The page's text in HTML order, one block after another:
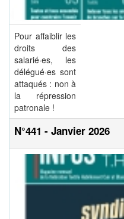
Pour affaiblir les
droits des
salarié·es, les
délégué·es sont
attaqués : non à
la répression
patronale !
N°441 - Janvier 2026